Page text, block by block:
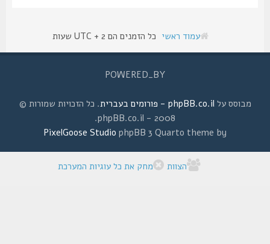
עמוד ראשי כל הזמנים הם UTC + 2 שעות
POWERED_BY
מבוסס עלphpBB.co.il - פורומים בעברית
. כל הזכויות שמורות ©
2008 - phpBB.co.il.
phpBB 3 Quarto theme by
PixelGoose Studio
הצוות מחק את כל עוגיות המערכת